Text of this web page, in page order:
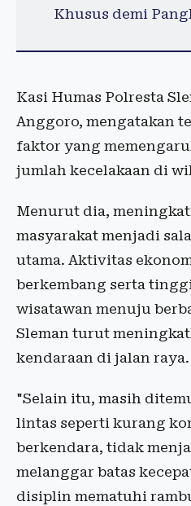
Khusus demi
Kasi Humas Polresta
Anggoro, mengatakan
faktor yang
jumlah kecelakaan di
Menurut dia,
masyarakat menjadi
utama. Aktivitas
berkembang serta
wisatawan menuju
Sleman turut
kendaraan di jalan raya.
"Selain itu, masih
lintas seperti kurang
berkendara, tidak
melanggar batas
disiplin mematuhi